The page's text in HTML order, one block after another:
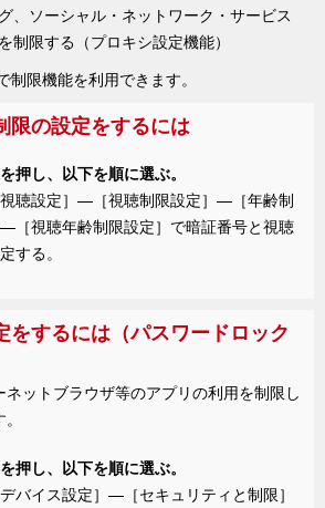
、ソーシャル・ネットワーク・サービス
制限する（プロキシ設定機能）
限機能を利用できます。
限の設定をするには
押し、以下を順に選ぶ。
視聴設定］—［視聴制限設定］— ［年齢制
［視聴年齢制限設定］で暗証番号と視聴
する。
をするには（パスワードロック
ットブラウザ等のアプリの利用を制限し
押し、以下を順に選ぶ。
デバイス設定］— ［セキュリティと制限］